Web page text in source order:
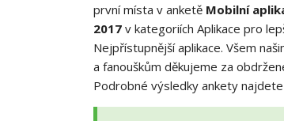
první místa v anketě Mobilní
2017v kategoriích Aplikace pro
Nejpřístupnější aplikace. Všem
a fanouškům děkujeme za
Podrobné výsledky ankety najdete